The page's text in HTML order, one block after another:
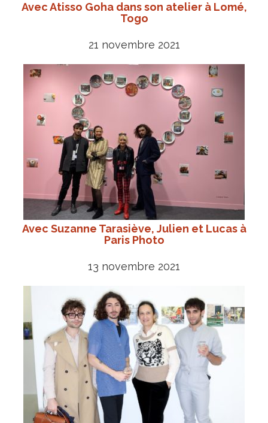
Avec Atisso Goha dans son atelier à Lomé,
Togo
21 novembre 2021
Avec Suzanne Tarasiève, Julien et Lucas à
Paris Photo
13 novembre 2021